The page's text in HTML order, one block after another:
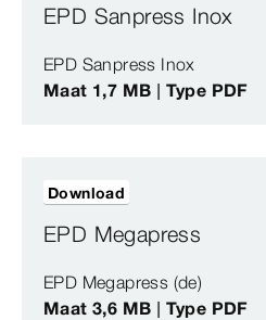
EPD Sanpress Inox
EPD Sanpress Inox
Maat 1,7 MB | Type PDF
EPD Megapress
EPD Megapress (de)
Maat 3,6 MB | Type PDF
Download